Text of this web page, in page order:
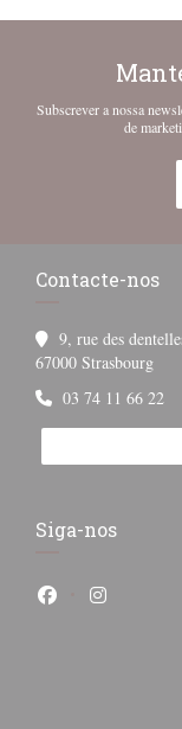
Subscrever a nossa
de
Contacte-nos
9, rue des
67000 Strasbourg
03 74 11 66 22
Siga-nos
Facebook ((abre
Instagram